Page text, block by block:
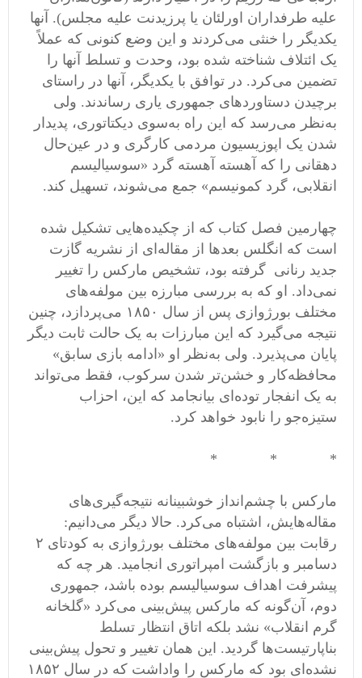
علیه طرفداران اورلئان یا پرزیدنت علیه مجلس). آنها
یکدیگر را خنثی می‌کردند و این وضع کنونی که عملاً
یک ائتلاف شناخته شده بود، وحدت و تسلط آنها را
تضمین می‌کرد. در توافق با یکدیگر، آنها در راستای
برچیدن دستاوردهای جمهوری یاری رساندند. ولی
به‌نظر می‌رسد که این راه به‌سوی دیکتاتوری، پدیدار
شدن یک اپوزیسیون مردمی‌ کارگری و در عین‌حال
دهقانی را که آهسته آهسته گرد «سوسیالیسم
انقلابی، گرد کمونیسم» جمع می‌شوند، تسهیل کند. ‬
چهارمین فصل کتاب که از چکیده‌هایی تشکیل شده
است که انگلس بعد‌ها از مقاله‌ای از نشریه گازت
جدید رنانی گرفته بود، تشخیص مارکس را تغییر
نمی‌داد. او که به بررسی مبارزه بین مولفه‌های
مختلف بورژوازی پس از سال ١٨۵٠ می‌پردازد، چنین
نتیجه می‌گیرد که این مبارزات به یک حالت ثابت دیگر
پایان می‌پذیرد. ولی به‌نظر او «ادامه بازی سابق»
محافظه‌کار و خشن‌تر شدن سرکوب، فقط می‌تواند
به یک انفجار توده‌ای بیانجامد که این، احزاب
ستیزه‌جو را نابود خواهد کرد. ‬
* * *‬
مارکس با چشم‌انداز خوشبینانه نتیجه‌گیری‌های
مقاله‌هایش، اشتباه می‌کرد. حالا دیگر می‌دانیم:
رقابت بین مولفه‌های مختلف بورژوازی به کودتای ٢
دسامبر و بازگشت امپراتوری انجامید. هر چه که
پیشرفت اهداف سوسیالیسم بوده باشد، جمهوری
دوم، آن‌گونه که مارکس پیش‌بینی می‌کرد «گلخانه
گرم انقلاب» نشد بلکه اتاق انتظار تسلط
بناپارتیست‌ها گردید. این همان تغییر و تحول پیش‌بینی
نشده‌ای بود که مارکس را واداشت که در سال ١٨۵٢